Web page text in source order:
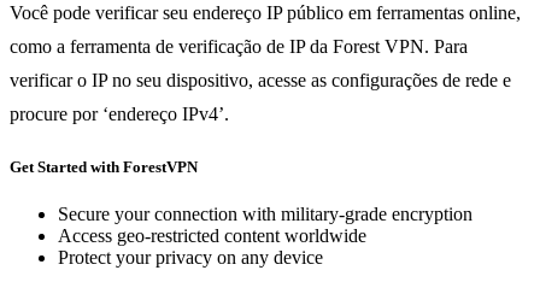
Você pode verificar seu endereço IP público em ferramentas online,
como a ferramenta de verificação de IP da Forest VPN. Para
verificar o IP no seu dispositivo, acesse as configurações de rede e
procure por ‘endereço IPv4’.
Get Started with ForestVPN
Secure your connection with military-grade encryption
Access geo-restricted content worldwide
Protect your privacy on any device